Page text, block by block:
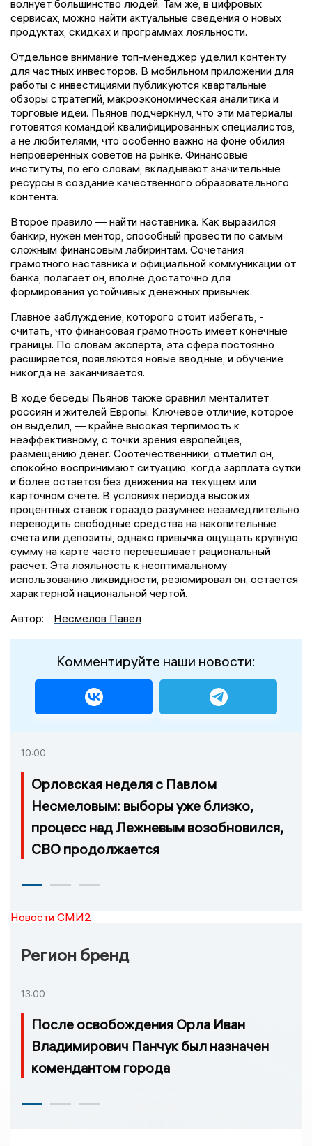
волнует большинство людей. Там же, в цифровых
сервисах, можно найти актуальные сведения о новых
продуктах, скидках и программах лояльности.
Отдельное внимание топ-менеджер уделил контенту
для частных инвесторов. В мобильном приложении для
работы с инвестициями публикуются квартальные
обзоры стратегий, макроэкономическая аналитика и
торговые идеи. Пьянов подчеркнул, что эти материалы
готовятся командой квалифицированных специалистов,
а не любителями, что особенно важно на фоне обилия
непроверенных советов на рынке. Финансовые
институты, по его словам, вкладывают значительные
ресурсы в создание качественного образовательного
контента.
Второе правило — найти наставника. Как выразился
банкир, нужен ментор, способный провести по самым
сложным финансовым лабиринтам. Сочетания
грамотного наставника и официальной коммуникации от
банка, полагает он, вполне достаточно для
формирования устойчивых денежных привычек.
Главное заблуждение, которого стоит избегать, -
считать, что финансовая грамотность имеет конечные
границы. По словам эксперта, эта сфера постоянно
расширяется, появляются новые вводные, и обучение
никогда не заканчивается.
В ходе беседы Пьянов также сравнил менталитет
россиян и жителей Европы. Ключевое отличие, которое
он выделил, — крайне высокая терпимость к
неэффективному, с точки зрения европейцев,
размещению денег. Соотечественники, отметил он,
спокойно воспринимают ситуацию, когда зарплата сутки
и более остается без движения на текущем или
карточном счете. В условиях периода высоких
процентных ставок гораздо разумнее незамедлительно
переводить свободные средства на накопительные
счета или депозиты, однако привычка ощущать крупную
сумму на карте часто перевешивает рациональный
расчет. Эта лояльность к неоптимальному
использованию ликвидности, резюмировал он, остается
характерной национальной чертой.
Автор:
Несмелов Павел
Комментируйте наши новости:
10:00
Орловская неделя с Павлом
Несмеловым: выборы уже близко,
процесс над Лежневым возобновился,
СВО продолжается
Новости СМИ2
Регион бренд
13:00
После освобождения Орла Иван
Владимирович Панчук был назначен
комендантом города